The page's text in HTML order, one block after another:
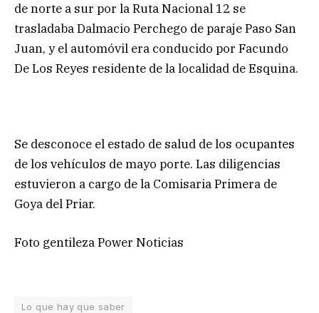
de norte a sur por la Ruta Nacional 12 se
trasladaba Dalmacio Perchego de paraje Paso San
Juan, y el automóvil era conducido por Facundo
De Los Reyes residente de la localidad de Esquina.
Se desconoce el estado de salud de los ocupantes
de los vehículos de mayo porte. Las diligencias
estuvieron a cargo de la Comisaria Primera de
Goya del Priar.
Foto gentileza Power Noticias
Lo que hay que saber